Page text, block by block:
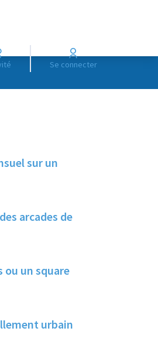
Se connecter
sur un
arcades de
ou un square
urbain